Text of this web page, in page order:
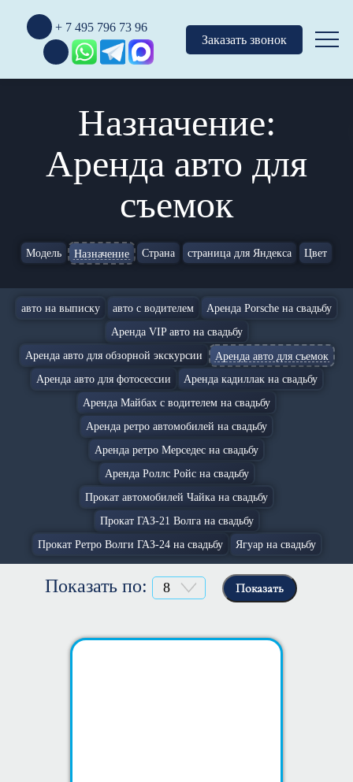
+ 7 495 796 73 96
Заказать звонок
Назначение:
Аренда авто для
съемок
Модель Назначение Страна страница для Яндекса Цвет
авто на выписку авто с водителем
Аренда Porsche на свадьбу
Аренда VIP авто на свадьбу
Аренда авто для обзорной экскурсии
Аренда авто для съемок
Аренда авто для фотосессии
Аренда кадиллак на свадьбу
Аренда Майбах с водителем на свадьбу
Аренда ретро автомобилей на свадьбу
Аренда ретро Мерседес на свадьбу
Аренда Роллс Ройс на свадьбу
Прокат автомобилей Чайка на свадьбу
Прокат ГАЗ-21 Волга на свадьбу
Прокат Ретро Волги ГАЗ-24 на свадьбу
Ягуар на свадьбу
Показать по: Показать